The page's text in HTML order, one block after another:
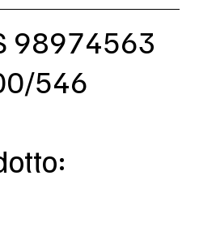
98974563
546